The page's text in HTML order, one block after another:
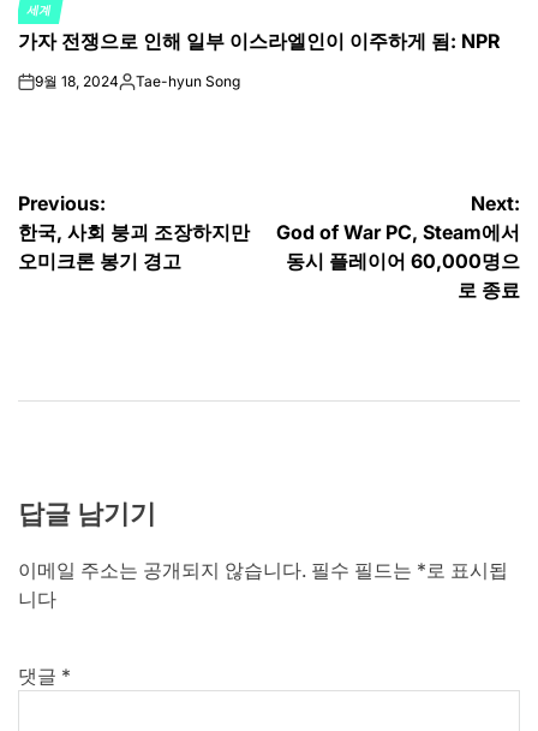
POSTED
IN
세계
가자 전쟁으로 인해 일부 이스라엘인이 이주하게 됨: NPR
on9월 18, 2024Posted
Tae-hyun Song
글
탐
Previous:
한국, 사회 붕괴 조장하지만
오미크론 봉기 경고
Next:
God of War PC, Steam에서
동시 플레이어 60,000명으
로 종료
답글 남기기
이메일 주소는 공개되지 않습니다. 필수 필드는 * 로 표시됩
니다
댓글 *